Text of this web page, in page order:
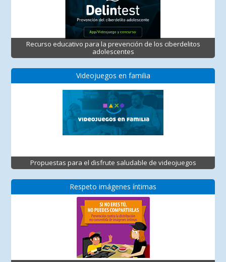
Recurso educativo para la prevención de los ciberdelitos
adolescentes
Videojuegos en familia
Propuestas para el disfrute saludable de videojuegos
Respeto imágenes íntimas